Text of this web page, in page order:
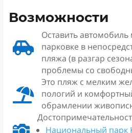
Возможности

Оставить
парковке в
пляжа (в разгар
проблемы со

Это пляж с мелким
пологий и
обрамлении
Национальный парк